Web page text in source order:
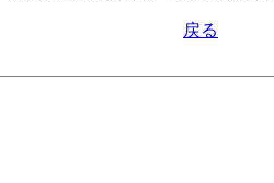
戻る